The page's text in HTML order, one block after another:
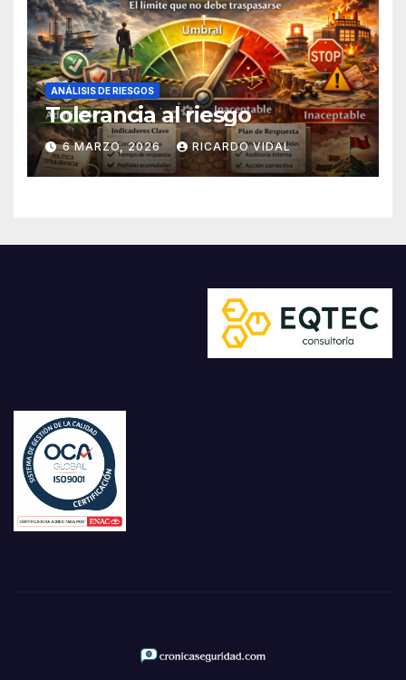
ANÁLISIS DE RIESGOS
Tolerancia al riesgo
6 MARZO, 2026 RICARDO VIDAL